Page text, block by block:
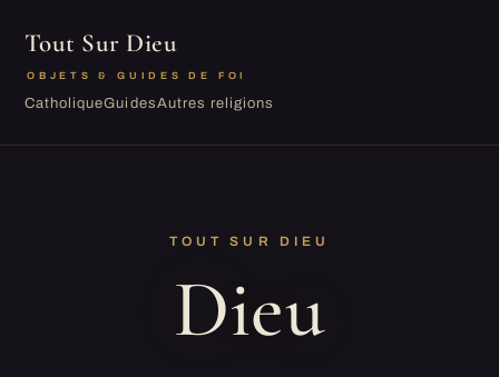
Tout Sur Dieu
OBJETS & GUIDES DE FOI
CatholiqueGuidesAutres religions
TOUT SUR DIEU
Dieu